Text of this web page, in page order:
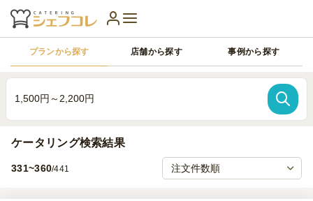
プランから探す 店舗から探す 事例から探す
1,500円～2,200円
ケータリング検索結果
331~360/441